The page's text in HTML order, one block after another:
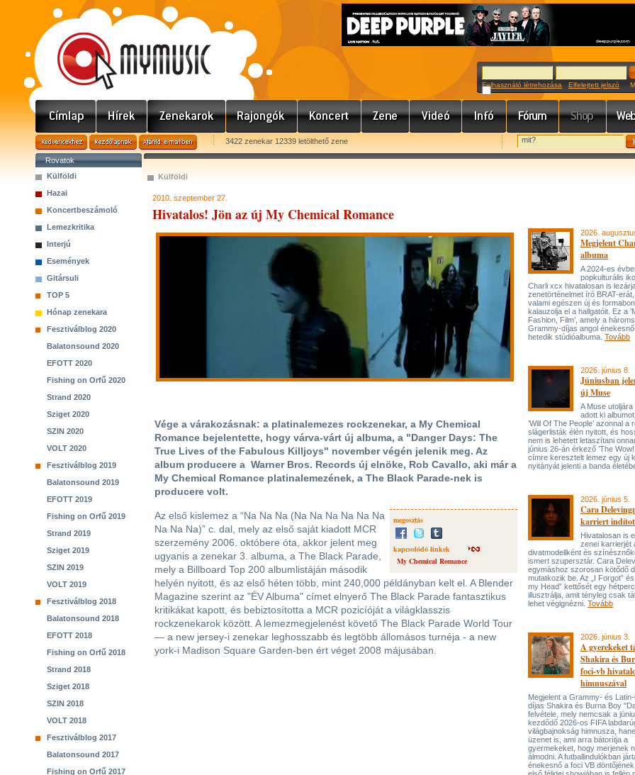
Felhasználó létrehozása Elfelejtett jelszó
3422 zenekar 12339 letölthető zene
Rovatok
Külföldi
Hazai
Koncertbeszámoló
Lemezkritika
Interjú
Események
Gitársuli
TOP 5
Hónap zenekara
Fesztiválblog 2020
Balatonsound 2020
EFOTT 2020
Fishing on Orfű 2020
Strand 2020
Sziget 2020
SZIN 2020
VOLT 2020
Fesztiválblog 2019
Balatonsound 2019
EFOTT 2019
Fishing on Orfű 2019
Strand 2019
Sziget 2019
SZIN 2019
VOLT 2019
Fesztiválblog 2018
Balatonsound 2018
EFOTT 2018
Fishing on Orfű 2018
Strand 2018
Sziget 2018
SZIN 2018
VOLT 2018
Fesztiválblog 2017
Balatonsound 2017
Fishing on Orfű 2017
Külföldi
2010. szeptember 27.
Hivatalos! Jön az új My Chemical Romance
Vége a várakozásnak: a platinalemezes rockzenekar, a My Chemical
Romance bejelentette, hogy várva-várt új albuma, a "Danger Days: The
True Lives of the Fabulous Killjoys" november végén jelenik meg. Az
album producere a Warner Bros. Records új elnöke, Rob Cavallo, aki már a
My Chemical Romance platinalemezének, a The Black Parade-nek is
producere volt.
megosztás
kapcsolódó linkek
My Chemical Romance
Az első kislemez a “Na Na Na (Na Na Na Na Na Na
Na Na Na)” c. dal, mely az első saját kiadott MCR
szerzemény 2006. októbere óta, akkor jelent meg
ugyanis a zenekar 3. albuma, a The Black Parade,
mely a Billboard Top 200 albumlistáján második
helyén nyitott, és az első héten több, mint 240,000 példányban kelt el. A Blender
Magazine szerint az "ÉV Albuma" címet elnyerő The Black Parade fantasztikus
kritikákat kapott, és bebiztosította a MCR pozicíóját a világklasszis
rockzenekarok között. A lemezmegjelenést követő The Black Parade World Tour
— a new jersey-i zenekar leghosszabb és legtöbb állomásos turnéja - a new
york-i Madison Square Garden-ben ért véget 2008 májusában.
2026.
Megjelent
albuma
A 2024-es
popkulturális
Charli xcx hivatalosan is
zenetörténelmet író BRAT-
valami egészen új és
kalauzolja el a hallgatóit. Ez a
Fashion, Film’, amely a
Grammy-díjas angol
hetedik stúdióalbuma. Tovább
2026. június 8.
Júniusban
új Muse
A Muse
adott ki
’Will Of The People’ azonnal a
slágerlisták élén nyitott, és
nem is lehetett letaszítani
június 26-án érkező ’The Wow!
címre keresztelt lemez egy új
nyitányát jelenti a banda
2026. június 5.
Cara
karriert
Hivatalosan is
zenei karrierjét
divatmodellként és
ismert szupersztár. Cara
egymáshoz szorosan kötődő
mutatkozik be. Az „I Forgot”
my Head” kettősét egy
illusztrálja, amit tényleg csak
lehet végignézni. Tovább
2026. június 3.
A gyerekeket
Shakira és
foci-vb
himnuszával
Megjelent a Grammy- és
díjas Shakira és Burna Boy
felvétele, mely nemcsak a
kezdődő 2026-os FIFA
világbajnokság himnusza,
üzenet is, ami arra bátorítja a
gyermekeket, hogy merjenek
álmodni. A futballindulókban
énekesnő a foci VB